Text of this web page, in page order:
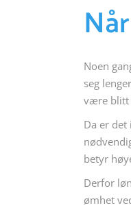
Noen
seg
være blitt
Da er
betyr
Derfor
ømhet